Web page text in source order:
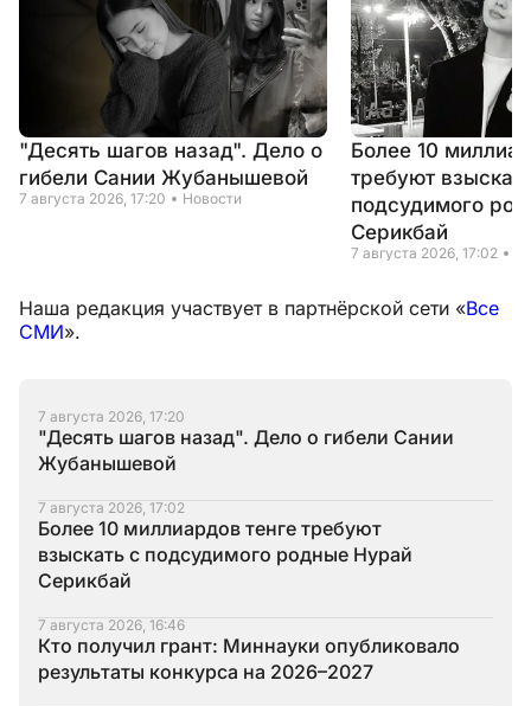
"Десять шагов назад". Дело о
гибели Сании Жубанышевой
7 августа 2026, 17:20 Новости
Более 10
требуют
подсудимого
Серикбай
7 августа 2026, 17:02
Наша редакция участвует в партнёрской сети «Все
СМИ».
7 августа 2026, 17:20
"Десять шагов назад". Дело о гибели Сании
Жубанышевой
7 августа 2026, 17:02
Более 10 миллиардов тенге требуют
взыскать с подсудимого родные Нурай
Серикбай
7 августа 2026, 16:46
Кто получил грант: Миннауки опубликовало
результаты конкурса на 2026–2027